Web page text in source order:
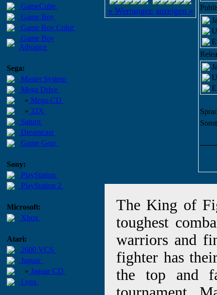
GameCube
Game Boy
Game Boy Color
Game Boy
Advance
Sega:
Master System
Mega Drive
» Mega-CD
» 32X
Saturn
Dreamcast
Game Gear
Sony:
PlayStation
PlayStation 2
Microsoft:
Xbox
Atari:
2600 VCS
Jaguar
» Jaguar CD
Lynx
« Wertungen anzeigen »
The King of
toughest
warriors and
fighter has
the top and